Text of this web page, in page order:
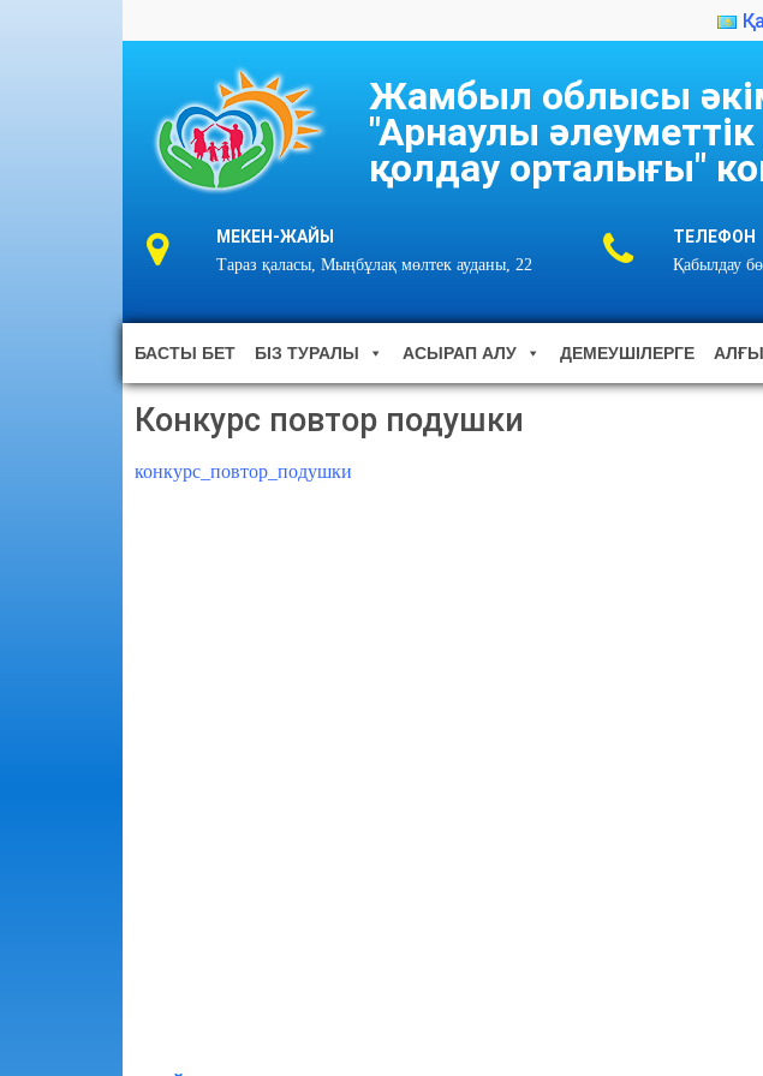
Жамбыл облысы
"Арнаулы
қолдау орталығы"
МЕКЕН-ЖАЙЫ
Тараз қаласы, Мыңбұлақ мөлтек ауданы, 22
ТЕЛЕФОН
Қабылдау
БАСТЫ БЕТ БІЗ ТУРАЛЫ АСЫРАП АЛУ ДЕМЕУШІЛЕРГЕ
Конкурс повтор подушки
конкурс_повтор_подушки